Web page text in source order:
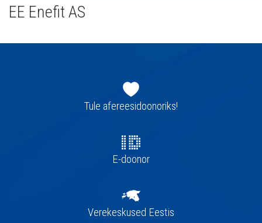
EE Enefit AS
navigatsioonTule afereesidoonoriks!
E-doonor
Verekeskused Eestis